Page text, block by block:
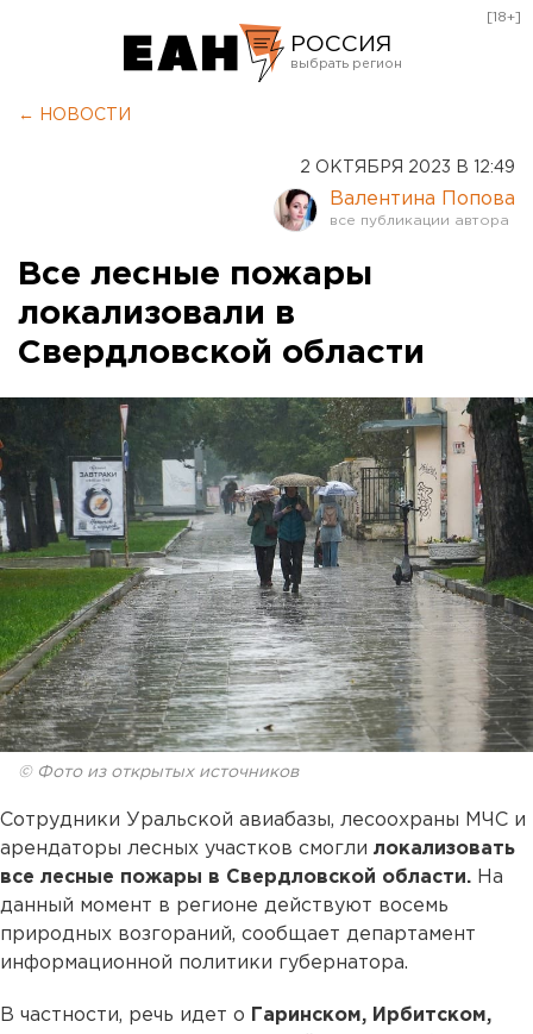
РОССИЯ
Курган
Оренбург
[18+]
← НОВОСТИ
2 ОКТЯБРЯ 2023 В 12:49
Валентина Попова
Все лесные пожары
локализовали в
Свердловской области
© Фото из открытых источников
Сотрудники Уральской авиабазы, лесоохраны МЧС и
арендаторы лесных участков смогли локализовать
все лесные пожары в Свердловской области. На
данный момент в регионе действуют восемь
природных возгораний, сообщает департамент
информационной политики губернатора.
В частности, речь идет о
Гаринском, Ирбитском,